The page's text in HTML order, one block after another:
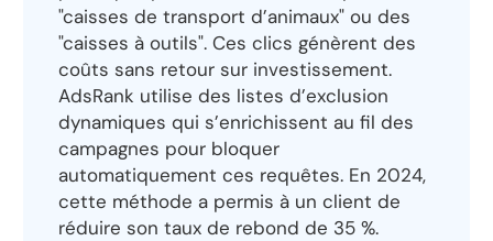
"caisses de transport d’animaux" ou des
"caisses à outils". Ces clics génèrent des
coûts sans retour sur investissement.
AdsRank utilise des listes d’exclusion
dynamiques qui s’enrichissent au fil des
campagnes pour bloquer
automatiquement ces requêtes. En 2024,
cette méthode a permis à un client de
réduire son taux de rebond de 35 %.